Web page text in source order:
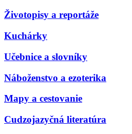
Životopisy a reportáže
Kuchárky
Učebnice a slovníky
Náboženstvo a ezoterika
Mapy a cestovanie
Cudzojazyčná literatúra